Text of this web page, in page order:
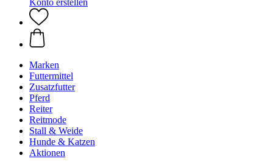
Konto erstellen
Marken
Futtermittel
Zusatzfutter
Pferd
Reiter
Reitmode
Stall & Weide
Hunde & Katzen
Aktionen